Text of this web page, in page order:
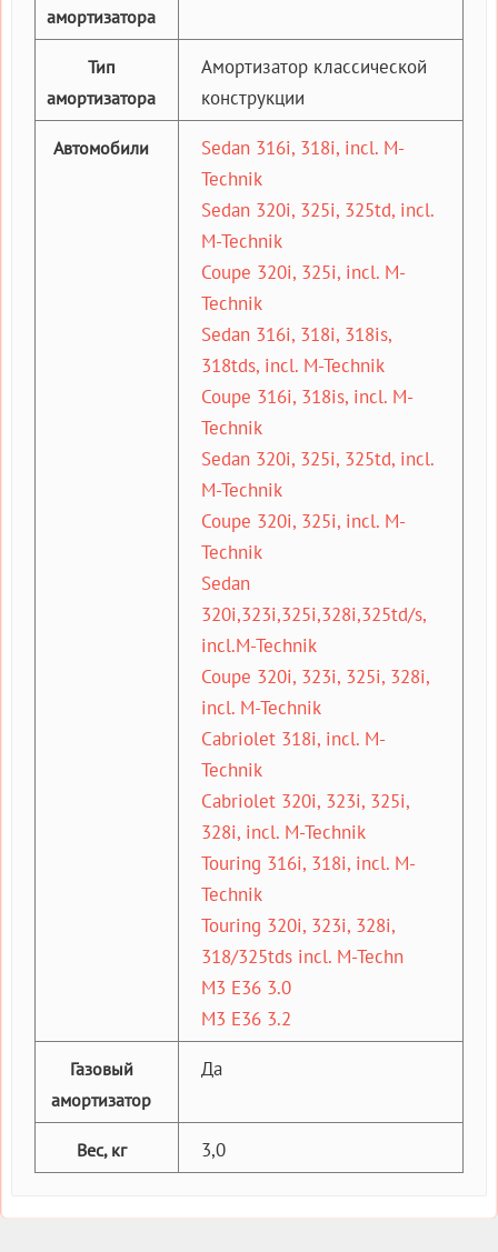
амортизатора
Тип
амортизатора
Амортизатор классической
конструкции
Автомобили
Sedan 316i, 318i, incl. M-
Technik
Sedan 320i, 325i, 325td, incl.
M-Technik
Coupe 320i, 325i, incl. M-
Technik
Sedan 316i, 318i, 318is,
318tds, incl. M-Technik
Coupe 316i, 318is, incl. M-
Technik
Sedan 320i, 325i, 325td, incl.
M-Technik
Coupe 320i, 325i, incl. M-
Technik
Sedan
320i,323i,325i,328i,325td/s,
incl.M-Technik
Coupe 320i, 323i, 325i, 328i,
incl. M-Technik
Cabriolet 318i, incl. M-
Technik
Cabriolet 320i, 323i, 325i,
328i, incl. M-Technik
Touring 316i, 318i, incl. M-
Technik
Touring 320i, 323i, 328i,
318/325tds incl. M-Techn
M3 E36 3.0
M3 E36 3.2
Газовый
амортизатор
Да
Вес, кг 3,0